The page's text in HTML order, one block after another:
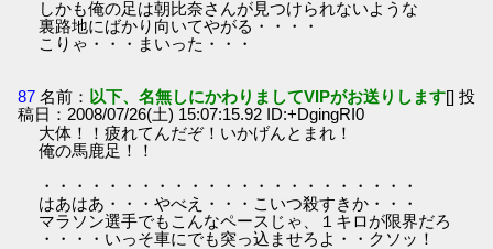
しかも俺の足は朝比奈さんが見つけられないような
裏路地にばかり向いてやがる・・・・
こりゃ・・・まいった・・・
87 名前： 以下、名無しにかわりましてVIPがお送りします[] 投
稿日：2008/07/26(土) 15:07:15.92 ID:+DgingRI0
大体！！疲れてんだぞ！いかげんとまれ！
俺の馬鹿足！！
・・・・・・・・・・・・・・・・・・・・・・・
はあはあ・・・やべえ・・・こいつ殺すきか・・・
マラソン選手でもこんなペースじゃ、１キロが限界だろ
・・・・いっそ車にでも突っ込ませろよ・・クソッ！